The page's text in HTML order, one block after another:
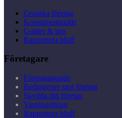
Granska företag
Konsumentguide
Guider & tips
Rapportera bluff
Företagare
Företagarguide
Bedrägerier mot företag
Skydda ditt företag
Varningslistan
Rapportera bluff